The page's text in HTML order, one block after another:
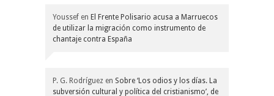
Youssef en El Frente Polisario acusa a Marruecos
de utilizar la migración como instrumento de
chantaje contra España
P. G. Rodríguez en Sobre ‘Los odios y los días. La
subversión cultural y política del cristianismo’, de